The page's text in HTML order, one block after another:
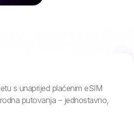
s unaprijed plaćenim eSIM
putovanja – jednostavno,